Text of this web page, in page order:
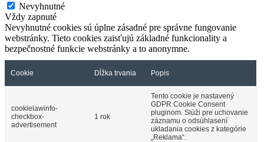
Nevyhnutné
Vždy zapnuté
Nevyhnutné cookies sú úplne zásadné pre správne fungovanie
webstránky. Tieto cookies zaisťujú základné funkcionality a
bezpečnostné funkcie webstránky a to anonymne.
Cookie Dĺžka trvania Popis
cookielawinfo-
checkbox-
advertisement
1 rok
Tento cookie je nastavený
GDPR Cookie Consent
pluginom. Slúži pre uchovanie
záznamu o odsúhlasení
ukladania cookies z kategórie
„Reklama“.